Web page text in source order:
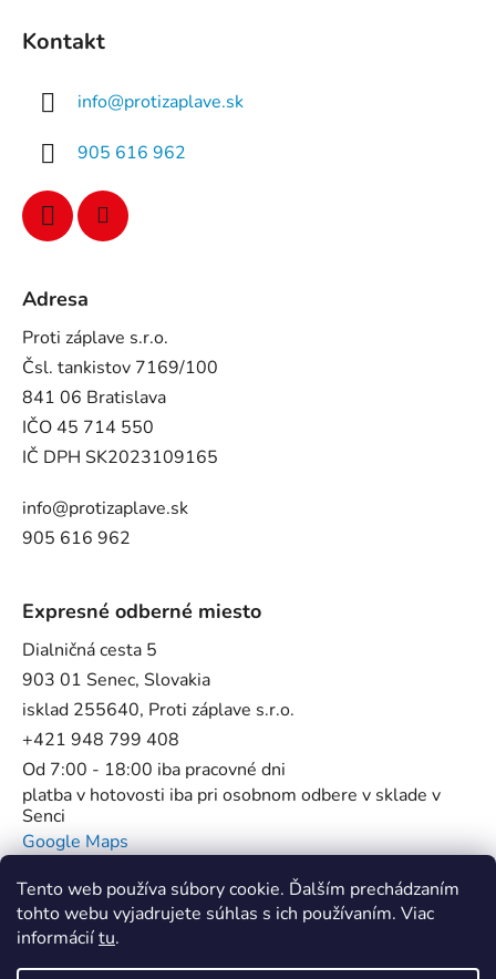
Tento web používa súbory cookie. Ďalším prechádzaním
tohto webu vyjadrujete súhlas s ich používaním. Viac
informáciítu.
Kontakt
info@protizaplave.sk
905 616 962
Adresa
Proti záplave s.r.o.
Čsl. tankistov 7169/100
841 06 Bratislava
IČO 45 714 550
IČ DPH SK2023109165
info@protizaplave.sk
905 616 962
Expresné odberné miesto
Dialničná cesta 5
903 01 Senec, Slovakia
isklad 255640, Proti záplave s.r.o.
+421 948 799 408
Od 7:00 - 18:00 iba pracovné dni
platba v hotovosti iba pri osobnom odbere v sklade v
Senci
Google Maps
Flowstop - Proti povodňové bariéry //
SUP Star Pump - Špecialista na pumpy